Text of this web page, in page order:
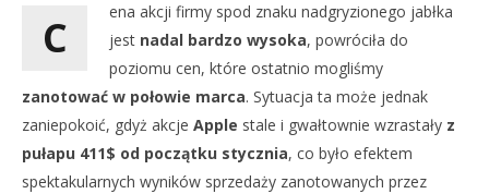
C
ena akcji firmy spod znaku nadgryzionego jabłka
jest nadal bardzo wysoka, powróciła do
poziomu cen, które ostatnio mogliśmy
zanotować w połowie marca. Sytuacja ta może jednak
zaniepokoić, gdyż akcje Apple stale i gwałtownie wzrastały z
pułapu 411$ od początku stycznia, co było efektem
spektakularnych wyników sprzedaży zanotowanych przez